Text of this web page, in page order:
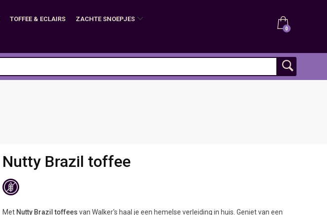
TOFFEE & ECLAIRS ZACHTE SNOEPJES
0
Nutty Brazil toffee
Met Nutty Brazil toffees van Walker's haal je een hemelse verleiding in huis. Geniet van een